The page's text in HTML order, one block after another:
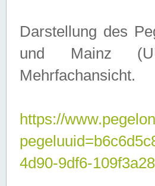
Darstellung des
und Mainz
Mehrfachansicht.
https://
4d90-9df6-